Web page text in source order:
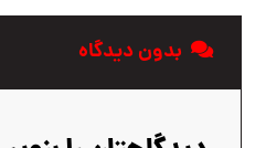
بدون دیدگاه